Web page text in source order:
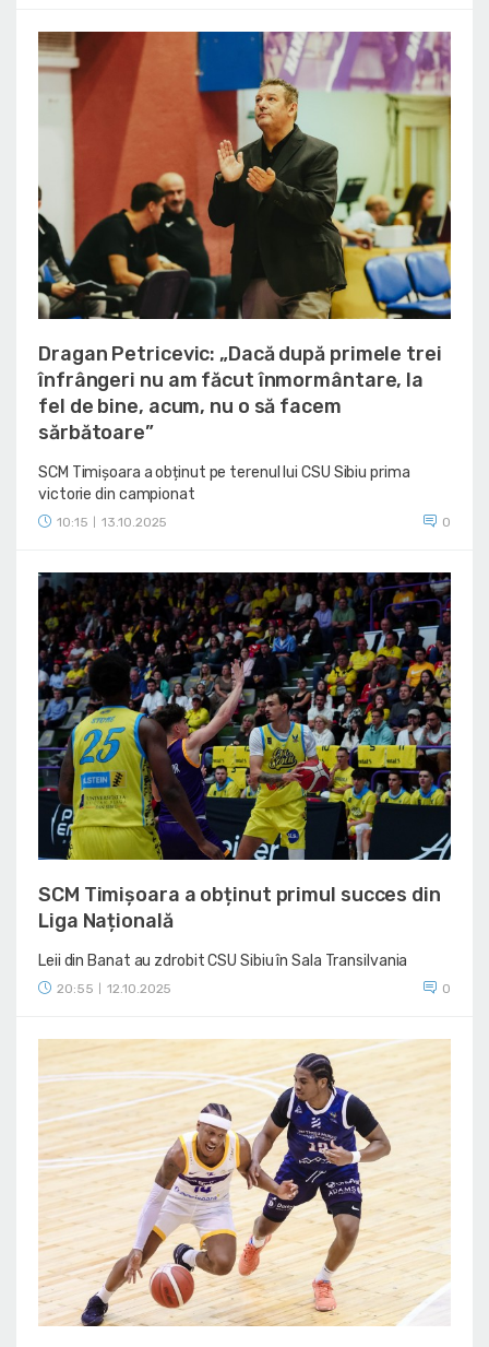
Dragan Petricevic: „Dacă după primele trei
înfrângeri nu am făcut înmormântare, la
fel de bine, acum, nu o să facem
sărbătoare”
SCM Timișoara a obținut pe terenul lui CSU Sibiu prima
victorie din campionat
10:15 13.10.2025 0
SCM Timișoara a obținut primul succes din
Liga Națională
Leii din Banat au zdrobit CSU Sibiu în Sala Transilvania
20:55 12.10.2025 0